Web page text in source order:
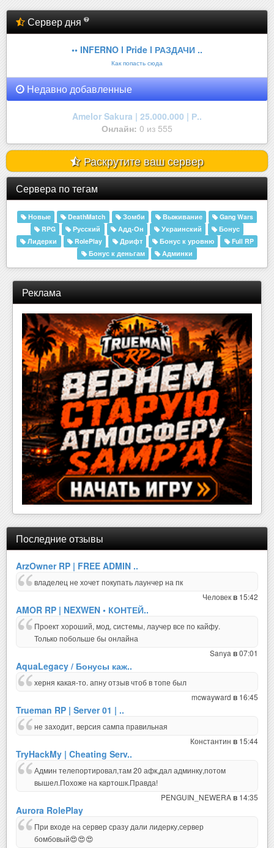
Сервер дня
•• INFERNO l Pride l РАЗДАЧИ ..
Как попасть сюда
Недавно добавленные
Amelor Sakura | 25.000.000 | Р..
Онлайн: 0 из 555
Раскрутите ваш сервер
Сервера по тегам
Новые DeathMatch Зомби Выживание
Gang Wars
RPG
Русский Адд-Он Украинский
Бонус
Лидерки
RolePlay Дрифт Бонус к уровню
Full RP
Бонус к деньгам
Админки
Реклама
Последние отзывы
ArzOwner RP | FREE ADMIN ..
владелец не хочет покупать лаунчер на пк
Человекв 15:42
AMOR RP | NEXWEN • КОНТЕЙ..
Проект хороший, мод, системы, лаучер все по кайфу.
Только побольше бы онлайна
Sanya в07:01
AquaLegacy / Бонусы каж..
херня какая-то. апну отзыв чтоб в топе был
mcwayward в 16:45
Trueman RP | Server 01 | ..
не заходит, версия сампа правильная
Константин в 15:44
TryHackMy | Cheating Serv..
Админ телепортировал,там 20 афк,дал админку,потом
вышел.Похоже на картошк.Правда!
PENGUIN_NEWERAв 14:35
Aurora RolePlay
При входе на сервер сразу дали лидерку,сервер
бомбовый😍😍😍